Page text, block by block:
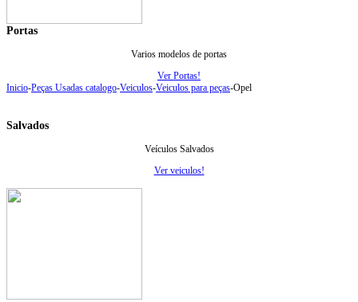
Portas
Varios modelos de portas
Ver Portas!
Inicio-Peças Usadas catalogo-Veiculos-Veiculos para peças-Opel
Salvados
Veículos Salvados
Ver veiculos!